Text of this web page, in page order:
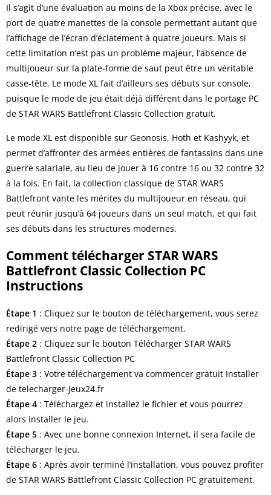
Il s’agit d’une évaluation au moins de la Xbox précise, avec le
port de quatre manettes de la console permettant autant que
l’affichage de l’écran d’éclatement à quatre joueurs. Mais si
cette limitation n’est pas un problème majeur, l’absence de
multijoueur sur la plate-forme de saut peut être un véritable
casse-tête. Le mode XL fait d’ailleurs ses débuts sur console,
puisque le mode de jeu était déjà différent dans le portage PC
de STAR WARS Battlefront Classic Collection gratuit.
Le mode XL est disponible sur Geonosis, Hoth et Kashyyk, et
permet d’affronter des armées entières de fantassins dans une
guerre salariale, au lieu de jouer à 16 contre 16 ou 32 contre 32
à la fois. En fait, la collection classique de STAR WARS
Battlefront vante les mérites du multijoueur en réseau, qui
peut réunir jusqu’à 64 joueurs dans un seul match, et qui fait
ses débuts dans les structures modernes.
Comment télécharger STAR WARS
Battlefront Classic Collection PC
Instructions
Étape 1 : Cliquez sur le bouton de téléchargement, vous serez
redirigé vers notre page de téléchargement.
Étape 2 : Cliquez sur le bouton Télécharger STAR WARS
Battlefront Classic Collection PC
Étape 3 : Votre téléchargement va commencer gratuit Installer
de telecharger-jeux24.fr
Étape 4 : Téléchargez et installez le fichier et vous pourrez
alors installer le jeu.
Étape 5 : Avec une bonne connexion Internet, il sera facile de
télécharger le jeu.
Étape 6 : Après avoir terminé l’installation, vous pouvez profiter
de STAR WARS Battlefront Classic Collection PC gratuitement.